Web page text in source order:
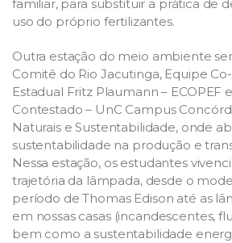
familiar, para substituir a prática de
uso do próprio fertilizantes.
Outra estação do meio ambiente
Comitê do Rio Jacutinga, Equipe
Estadual Fritz Plaumann – ECOPEF
Contestado – UnC Campus
Naturais e Sustentabilidade, onde
sustentabilidade na produção e
Nessa estação, os estudantes
trajetória da lâmpada, desde o
período de Thomas Edison até as
em nossas casas (incandescentes,
bem como a sustentabilidade